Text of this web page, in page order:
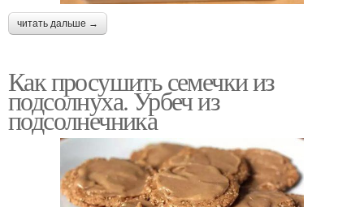
читать дальше →
Как просушить семечки из
подсолнуха. Урбеч из
подсолнечника